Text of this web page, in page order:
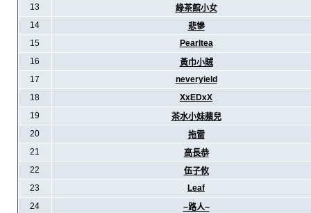
13
綠茶館小女
14
悲慘
15
Pearltea
16
黃巾小賊
17
neveryield
18
XxEDxX
19
茶水小妹蘋兒
20
拖雷
21
高長恭
22
伍子攸
23
Leaf
24
~路人~